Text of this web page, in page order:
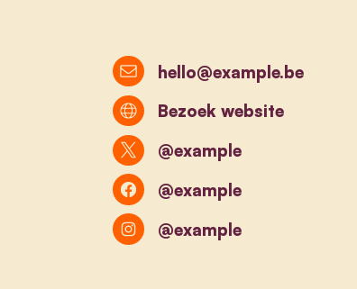
hello@example.be
Bezoek website
@example
@example
@example